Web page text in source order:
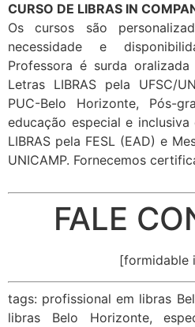
CURSO DE LIBRAS IN
Os cursos são
necessidade e
Professora é surda
Letras LIBRAS pela UFSC/
PUC-Belo Horizonte, Pós-
educação especial e
LIBRAS pela FESL (EAD) e
UNICAMP. Fornecemos
FALE
[formidable
tags: profissional em libras
libras Belo Horizonte,